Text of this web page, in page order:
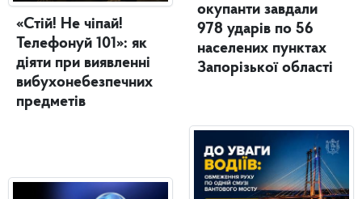
«Стій! Не чіпай!
Телефонуй 101»: як
діяти при виявленні
вибухонебезпечних
предметів
окупанти завдали
978 ударів по 56
населених пунктах
Запорізької області